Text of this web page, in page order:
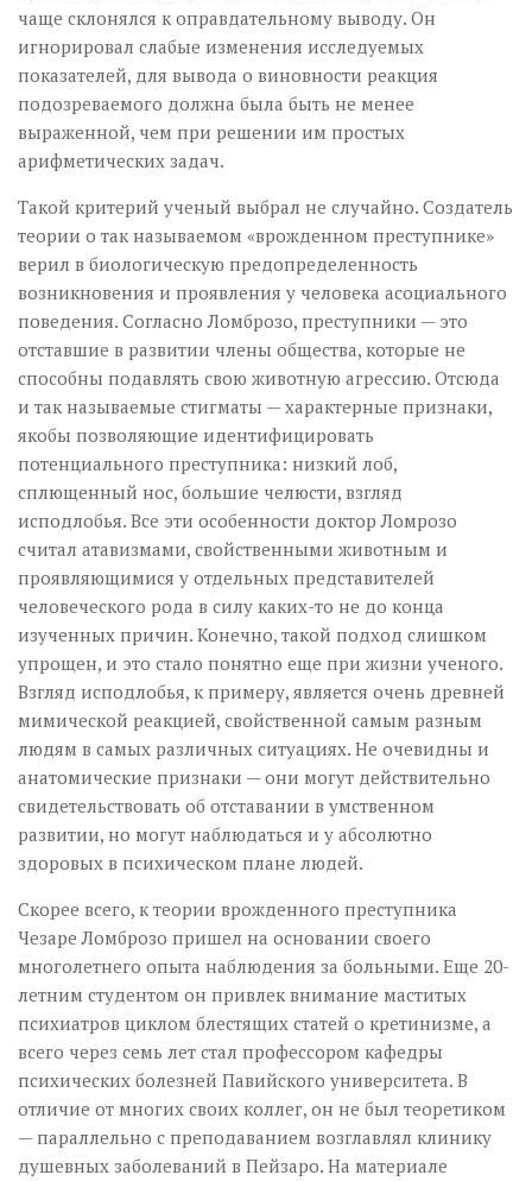
чаще склонялся к оправдательному выводу. Он
игнорировал слабые изменения исследуемых
показателей, для вывода о виновности реакция
подозреваемого должна была быть не менее
выраженной, чем при решении им простых
арифметических задач.
Такой критерий ученый выбрал не случайно. Создатель
теории о так называемом «врожденном преступнике»
верил в биологическую пред­определенность
возникновения и проявления у человека асоциального
поведения. Согласно Ломброзо, преступники — это
отставшие в развитии члены общества, которые не
способны подавлять свою животную агрессию. Отсюда
и так называемые стигматы — характерные признаки,
якобы позволяющие идентифицировать
потенциального преступника: низкий лоб,
сплющенный нос, большие челюсти, взгляд
исподлобья. Все эти особенности доктор Ломрозо
считал атавизмами, свойственными животным и
проявляющимися у отдельных представителей
человеческого рода в силу каких-то не до конца
изученных причин. Конечно, такой подход слишком
упрощен, и это стало понятно еще при жизни ученого.
Взгляд исподлобья, к примеру, является очень древней
мимической реакцией, свойственной самым разным
людям в самых различных ситуациях. Не очевидны и
анатомические признаки — они могут действительно
свидетельствовать об отставании в умственном
развитии, но могут наблюдаться и у абсолютно
здоровых в психическом плане людей.
Скорее всего, к теории врожденного преступника
Чезаре Ломброзо пришел на основании своего
многолетнего опыта наблюдения за больными. Еще 20-
летним студентом он привлек внимание маститых
психиатров циклом блестящих статей о кретинизме, а
всего через семь лет стал профессором кафедры
психических болезней Павийского университета. В
отличие от многих своих коллег, он не был теоретиком
— параллельно с преподаванием возглавлял клинику
душевных заболеваний в Пейзаро. На материале